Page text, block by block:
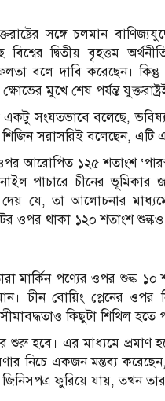
সঙ্গে চলমান
বিশ্বের দ্বিতীয় বৃহত্তম
বলে দাবি করেছেন।
মুখে শেষ পর্যন্ত
একটু সংযতভাবে বলেছে,
সরাসরিই বলেছেন, এটি
ওপর আরোপিত ১২৫ শতাংশ
পাচারে চীনের
দেয় যে, তা আলোচনার
ওপর থাকা ১২০ শতাংশ শুল্কও
মার্কিন পণ্যের ওপর শুল্ক ১০
চীন বোয়িং প্লেনের
কিছুটা শিথিল হতে
হবে। এর মাধ্যমে প্রমাণ
নিচে একজন মন্তব্য
জিনিসপত্র ফুরিয়ে যায়, তখন